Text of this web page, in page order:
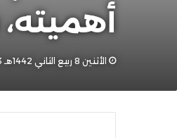
الأثنين 8 ربيع الثاني 1442هـ 23-11-2020م